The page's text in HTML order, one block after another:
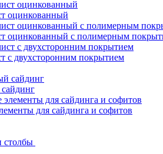
оцинкованный
оцинкованный с полимерным
с двухсторонним покрытием
для сайдинга и софитов
столбы